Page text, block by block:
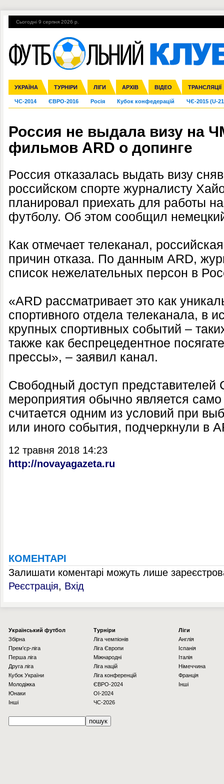
Сьогодні 9 серпня 2026 р.
УКРАЇНА ТУРНІРИ ЛІГИ АРХІВ ВІДЕО ТРАНСЛЯЦІЇ
Збірна Прем'єр-ліга Перша ліга Друга ліга Кубок України
Ліга чемпіонів Ліга Європи Міжнародні Ліга націй Ліга
Англія Іспанія Італія Німеччина Франція Інші
ЧС-2014 ЄВРО-2016 Росія Кубок конфедерацій ЧЄ-2015 (U-
Гарячі теми УПЛ, 2-й тур ВІЙНА УПЛ-ПЕРЕХОДИ
Россия не выдала визу на
фильмов ARD о допинге
Россия отказалась выдать визу
российском спорте журналисту
планировал приехать для работы
футболу. Об этом сообщил
Как отмечает телеканал,
причин отказа. По данным ARD,
список нежелательных персон в
«ARD рассматривает это как
спортивного отдела телеканала, в
крупных спортивных событий –
также как беспрецедентное
прессы», – заявил канал.
Свободный доступ
мероприятия обычно является
считается одним из условий при
или иного события, подчеркнули в
12 травня 2018 14:23
http://novayagazeta.ru
КОМЕНТАРІ
Залишати коментарі можуть лише
Реєстрація, Вхід
Українcький футбол
Збірна
Прем'єр-ліга
Перша ліга
Друга ліга
Кубок України
Молодіжка
Юнаки
Інші
Турніри
Ліга чемпіонів
Ліга Європи
Міжнародні
Ліга націй
Ліга конференцій
ЄВРО-2024
OI-2024
ЧС-2026
Ліги
Англія
Іспанія
Італія
Німеччина
Франція
Інші